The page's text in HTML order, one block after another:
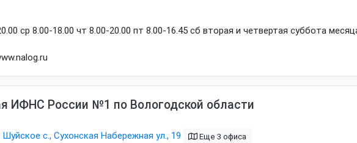
ср 8.00-18.00 чт 8.00-20.00 пт 8.00-16.45 сб вторая и четвертая суббота
ИФНС России №1 по Вологодской области
с., Сухонская Набережная ул., 19 Еще 3 офиса